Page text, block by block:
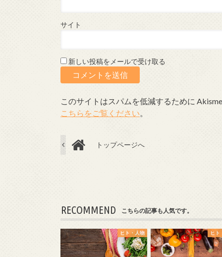
サイト
新しい投稿をメールで受け取る
このサイトはスパムを低減するために
こちらをご覧ください。
トップページへ
RECOMMEND こちらの記事も人気です。
ヒト・人物 ヒト